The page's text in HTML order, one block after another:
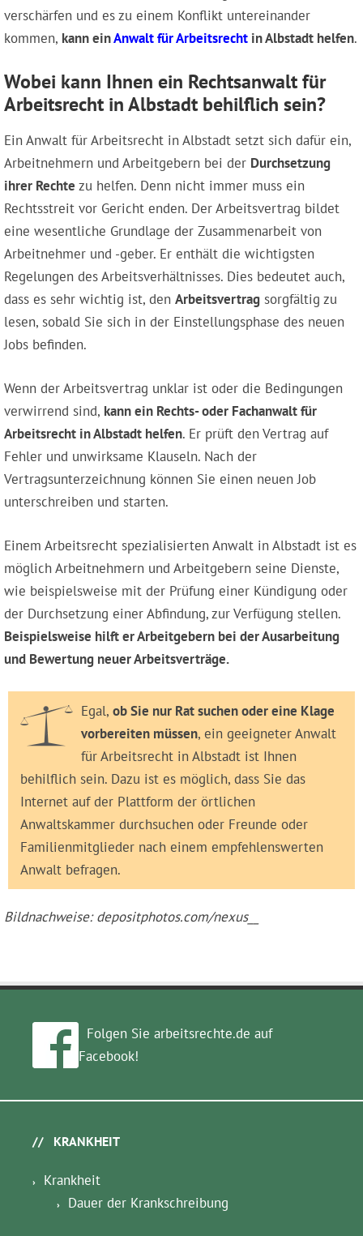
verschärfen und es zu einem Konflikt untereinander
kommen, kann einAnwalt für Arbeitsrecht in Albstadt helfen.
Wobei kann Ihnen ein Rechtsanwalt für
Arbeitsrecht in Albstadt behilflich sein?
Ein Anwalt für Arbeitsrecht in Albstadt setzt sich dafür ein,
Arbeitnehmern und Arbeitgebern bei der Durchsetzung
ihrer Rechte zu helfen. Denn nicht immer muss ein
Rechtsstreit vor Gericht enden. Der Arbeitsvertrag bildet
eine wesentliche Grundlage der Zusammenarbeit von
Arbeitnehmer und -geber. Er enthält die wichtigsten
Regelungen des Arbeitsverhältnisses. Dies bedeutet auch,
dass es sehr wichtig ist, den Arbeitsvertrag sorgfältig zu
lesen, sobald Sie sich in der Einstellungsphase des neuen
Jobs befinden.
Wenn der Arbeitsvertrag unklar ist oder die Bedingungen
verwirrend sind, kann ein Rechts- oder Fachanwalt für
Arbeitsrecht in Albstadt helfen. Er prüft den Vertrag auf
Fehler und unwirksame Klauseln. Nach der
Vertragsunterzeichnung können Sie einen neuen Job
unterschreiben und starten.
Einem Arbeitsrecht spezialisierten Anwalt in Albstadt ist es
möglich Arbeitnehmern und Arbeitgebern seine Dienste,
wie beispielsweise mit der Prüfung einer Kündigung oder
der Durchsetzung einer Abfindung, zur Verfügung stellen.
Beispielsweise hilft er Arbeitgebern bei der Ausarbeitung
und Bewertung neuer Arbeitsverträge.
Egal, ob Sie nur Rat suchen oder eine Klage
vorbereiten müssen, ein geeigneter Anwalt
für Arbeitsrecht in Albstadt ist Ihnen
behilflich sein. Dazu ist es möglich, dass Sie das
Internet auf der Plattform der örtlichen
Anwaltskammer durchsuchen oder Freunde oder
Familienmitglieder nach einem empfehlenswerten
Anwalt befragen.
Bildnachweise: depositphotos.com/nexus__
Folgen Sie arbeitsrechte.de auf
Facebook!
KRANKHEIT
Krankheit
Dauer der Krankschreibung